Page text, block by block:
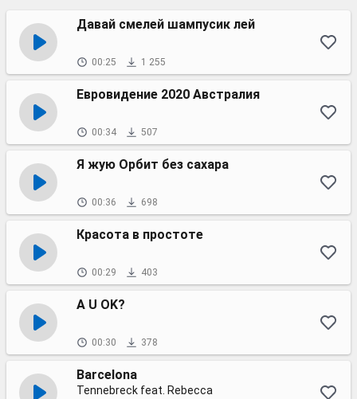
Давай смелей шампусик лей
00:25 1 255
Евровидение 2020 Австралия
00:34 507
Я жую Орбит без сахара
00:36 698
Красота в простоте
00:29 403
A U OK?
00:30 378
Barcelona
Tennebreck feat. Rebecca